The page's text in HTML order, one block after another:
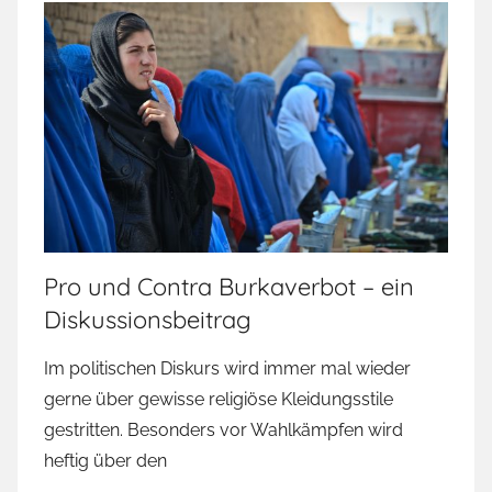
Pro und Contra Burkaverbot – ein
Diskussionsbeitrag
Im politischen Diskurs wird immer mal wieder
gerne über gewisse religiöse Kleidungsstile
gestritten. Besonders vor Wahlkämpfen wird
heftig über den